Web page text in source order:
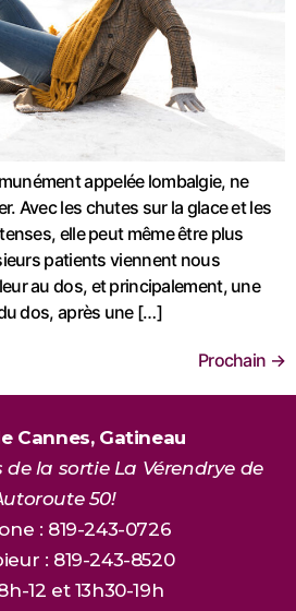
appelée lombalgie, ne
Avec les chutes sur la glace et les
elle peut même être plus
patients viennent nous
au dos, et principalement, une
dos, après une […]
Prochain →
Cannes, Gatineau
la sortie La Vérendrye de
50!
: 819-243-0726
: 819-243-8520
12 et 13h30-19h